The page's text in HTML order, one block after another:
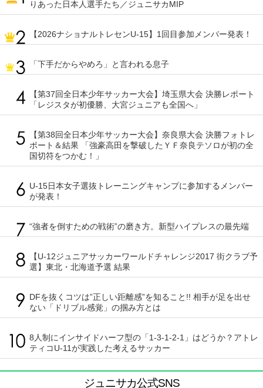
りあった日本人選手たち／ジュニサカMIP
【2026ナショナルトレセンU-15】1回目参加メンバー発表！
「下手だからやめろ」と言われる息子
【第37回全日本少年サッカー大会】埼玉県大会 決勝レポート
「レジスタが初優勝、大宮ジュニアも全国へ」
【第38回全日本少年サッカー大会】奈良県大会 決勝フォトレ
ポート＆結果 「強豪高田を撃破したＹＦ奈良テソロが初の全
国切符をつかむ！」
U-15日本女子選抜トレーニングキャンプに参加するメンバー
が発表！
“強者を倒すための戦術”の磨き方。新型ハイプレスの最先端
【U-12ジュニアサッカーワールドチャレンジ2017 街クラブ予
選】東北・北海道予選 結果
DFを抜くコツは”正しい距離感”を知ること!! 相手が足を出せ
ない「ドリブル感覚」の掴み方とは
8人制にインサイドハーフ型の「1-3-1-2-1」はどうか？アトレ
ティコU-11が実践した考えるサッカー
ジュニサカ公式SNS